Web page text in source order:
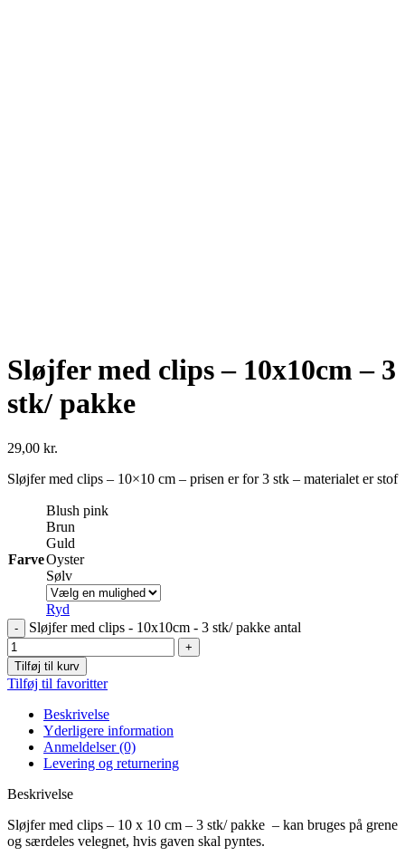
Sløjfer med clips – 10x10cm – 3
stk/ pakke
29,00 kr.
Sløjfer med clips – 10×10 cm – prisen er for 3 stk – materialet er stof
Farve
Blush pink
Brun
Guld
Oyster
Sølv
Ryd
Sløjfer med clips - 10x10cm - 3 stk/ pakke antal
Tilføj til kurv
Tilføj til favoritter
Beskrivelse
Yderligere information
Anmeldelser (0)
Levering og returnering
Beskrivelse
Sløjfer med clips – 10 x 10 cm – 3 stk/ pakke – kan bruges på grene
og særdeles velegnet, hvis gaven skal pyntes.